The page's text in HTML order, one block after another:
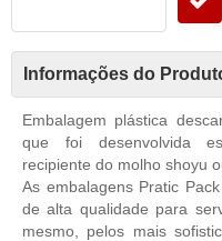
Informações do
Embalagem plástica
que foi desenvolvida
recipiente do molho shoyu
As embalagens Pratic
de alta qualidade para
mesmo, pelos mais